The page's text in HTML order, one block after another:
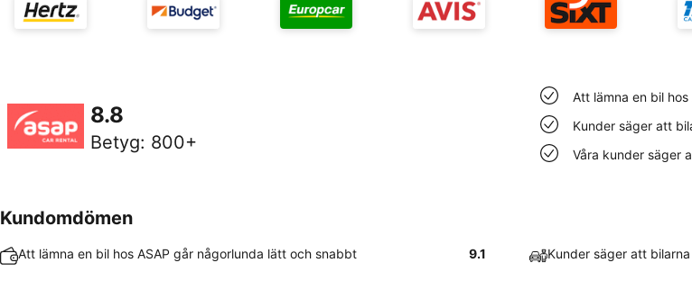
8.8
Betyg: 800+
Att lämna en bil
Kunder säger att
Våra kunder säger
Kundomdömen
Att lämna en bil hos ASAP går någorlunda lätt och snabbt 9.1 Kunder säger att